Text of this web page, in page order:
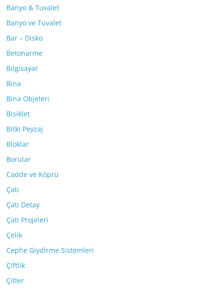
Banyo & Tuvalet
Banyo ve Tuvalet
Bar – Disko
Betonarme
Bilgisayar
Bina
Bina Objeleri
Bisiklet
Bitki Peyzaj
Bloklar
Borular
Cadde ve Köprü
Çatı
Çatı Detay
Çatı Projeleri
Çelik
Cephe Giydirme Sistemleri
Çiftlik
Çitler